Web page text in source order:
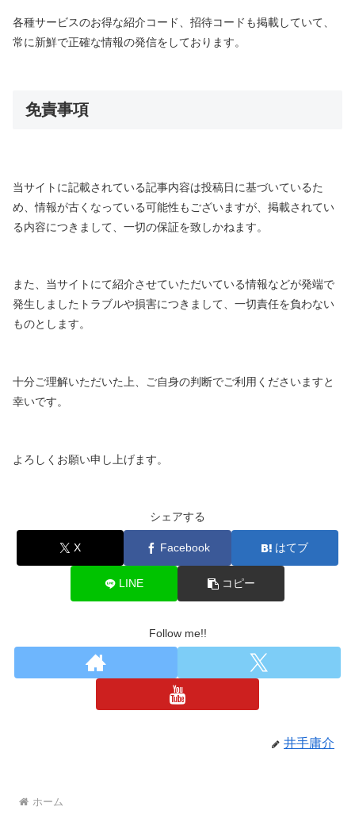
各種サービスのお得な紹介コード、招待コードも掲載していて、
常に新鮮で正確な情報の発信をしております。
免責事項
当サイトに記載されている記事内容は投稿日に基づいているた
め、情報が古くなっている可能性もございますが、掲載されてい
る内容につきまして、一切の保証を致しかねます。
また、当サイトにて紹介させていただいている情報などが発端で
発生しましたトラブルや損害につきまして、一切責任を負わない
ものとします。
十分ご理解いただいた上、ご自身の判断でご利用くださいますと
幸いです。
よろしくお願い申し上げます。
シェアする
X Facebook はてブ
LINE コピー
Follow me!!
井手庸介
ホーム